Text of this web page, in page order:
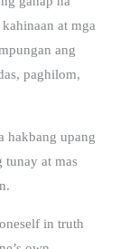
at mga
ang
paghilom,
hakbang upang
tunay at mas
in truth